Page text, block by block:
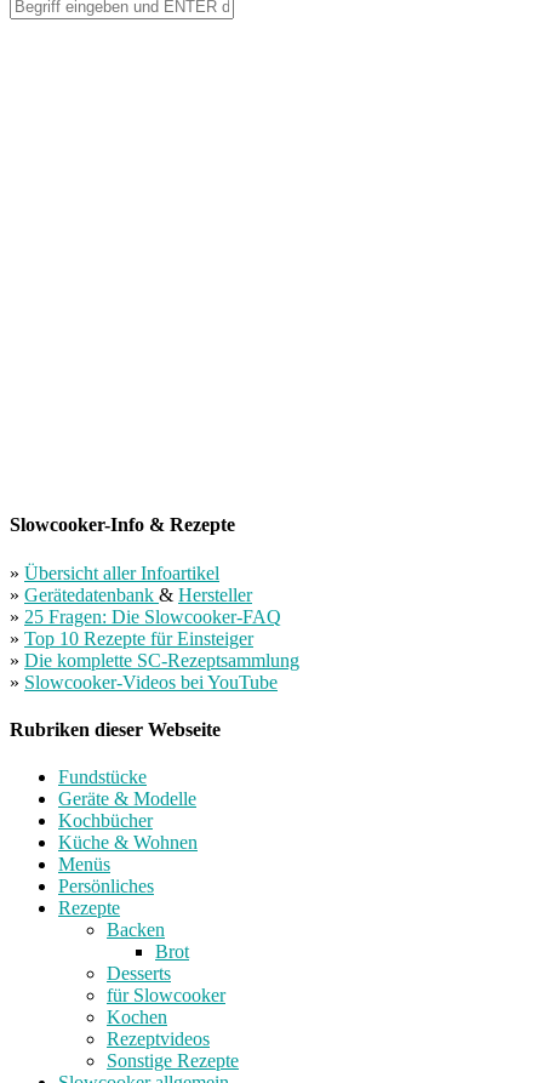
Slowcooker-Info & Rezepte
» Übersicht aller Infoartikel
» Gerätedatenbank & Hersteller
» 25 Fragen: Die Slowcooker-FAQ
» Top 10 Rezepte für Einsteiger
» Die komplette SC-Rezeptsammlung
» Slowcooker-Videos bei YouTube
Rubriken dieser Webseite
Fundstücke
Geräte & Modelle
Kochbücher
Küche & Wohnen
Menüs
Persönliches
Rezepte
Backen
Brot
Desserts
für Slowcooker
Kochen
Rezeptvideos
Sonstige Rezepte